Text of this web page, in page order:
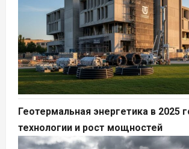
Геотермальная энергетика в 2025
технологии и рост мощностей